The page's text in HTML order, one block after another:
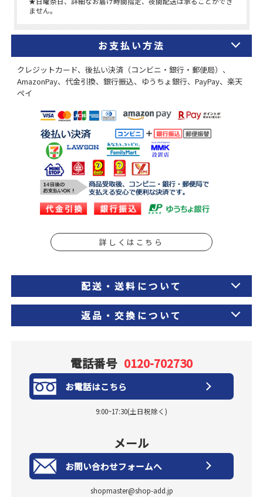
お支払い方法
クレジットカード、後払い決済（コンビニ・銀行・郵便局）、
AmazonPay、代金引換、銀行振込、ゆうちょ銀行、PayPay、楽天
ペイ
詳しくはこちら
配送・送料について
返品・交換について
電話番号 0120-702730
お電話はこちら
9:00~17:30(土日祝除く)
メール
お問い合わせフォームへ
shopmaster@shop-add.jp